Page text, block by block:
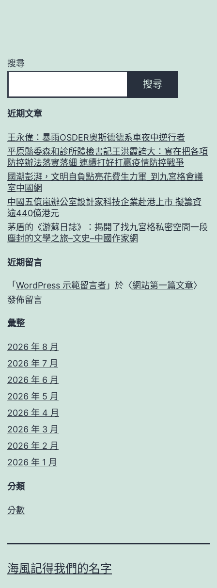
搜尋
搜尋
近期文章
王永偉：暴雨OSDER奧斯德德系車夜中逆行者
平原縣委森和診所體檢書記王洪霞誇大：實在把各項
防控辦法落實落細 連續打好打贏疫情防控戰爭
國潮彭湃，文明自負點亮花費生力軍_到九宮格會議
室中國網
中國五億嵐辦公室設計家科技企業赴港上市 擬籌資
逾440億港元
茅盾的《游蘇日誌》：揭開了找九宮格私密空間一段
塵封的文學之旅–文史–中國作家網
近期留言
「 WordPress 示範留言者 」於〈網站第一篇文章〉
發佈留言
彙整
2026 年 8 月
2026 年 7 月
2026 年 6 月
2026 年 5 月
2026 年 4 月
2026 年 3 月
2026 年 2 月
2026 年 1 月
分類
分數
海風記得我們的名字